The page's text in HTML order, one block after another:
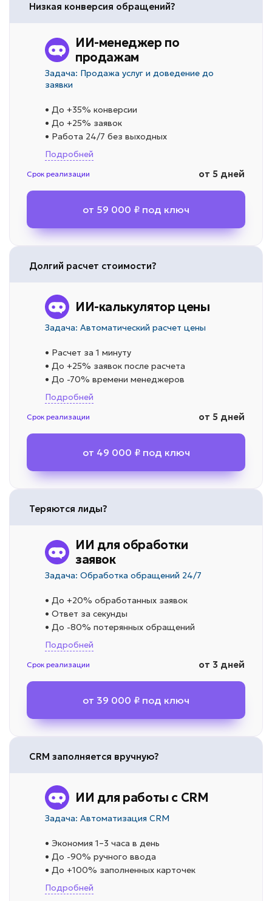
Низкая конверсия обращений?
ИИ-менеджер по
продажам
Задача: Продажа услуг и доведение до
заявки
• До +35% конверсии
• До +25% заявок
• Работа 24/7 без выходных
Подробней
Срок реализации от 5 дней
от 59 000 ₽ под ключ
Долгий расчет стоимости?
ИИ-калькулятор цены
Задача: Автоматический расчет цены
• Расчет за 1 минуту
• До +25% заявок после расчета
• До -70% времени менеджеров
Подробней
Срок реализации от 5 дней
от 49 000 ₽ под ключ
Теряются лиды?
ИИ для обработки
заявок
Задача: Обработка обращений 24/7
• До +20% обработанных заявок
• Ответ за секунды
• До -80% потерянных обращений
Подробней
Срок реализации от 3 дней
от 39 000 ₽ под ключ
CRM заполняется вручную?
ИИ для работы с CRM
Задача: Автоматизация CRM
• Экономия 1–3 часа в день
• До -90% ручного ввода
• До +100% заполненных карточек
Подробней